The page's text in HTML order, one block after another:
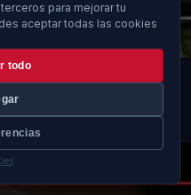
para mejorar tu
aceptar todas las cookies
todo
frente a la división de